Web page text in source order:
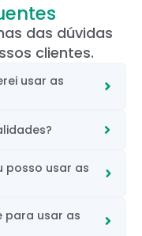
das dúvidas
clientes.
usar as
posso usar as
para usar as